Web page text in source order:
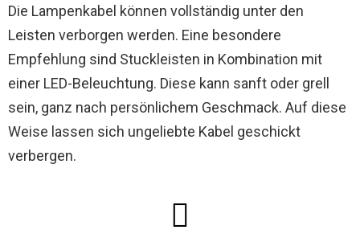
Die Lampenkabel können vollständig unter den
Leisten verborgen werden. Eine besondere
Empfehlung sind Stuckleisten in Kombination mit
einer LED-Beleuchtung. Diese kann sanft oder grell
sein, ganz nach persönlichem Geschmack. Auf diese
Weise lassen sich ungeliebte Kabel geschickt
verbergen.